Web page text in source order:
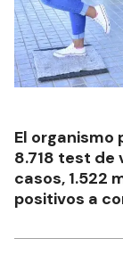
El organismo
8.718 test de
casos, 1.522
positivos a